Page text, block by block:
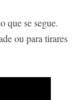
que se segue.
ou para tirares